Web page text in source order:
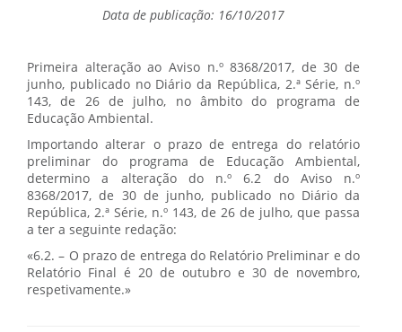
Data de publicação: 16/10/2017
Primeira alteração ao Aviso n.º 8368/2017, de 30 de
junho, publicado no Diário da República, 2.ª Série, n.º
143, de 26 de julho, no âmbito do programa de
Educação Ambiental.
Importando alterar o prazo de entrega do relatório
preliminar do programa de Educação Ambiental,
determino a alteração do n.º 6.2 do Aviso n.º
8368/2017, de 30 de junho, publicado no Diário da
República, 2.ª Série, n.º 143, de 26 de julho, que passa
a ter a seguinte redação:
«6.2. – O prazo de entrega do Relatório Preliminar e do
Relatório Final é 20 de outubro e 30 de novembro,
respetivamente.»